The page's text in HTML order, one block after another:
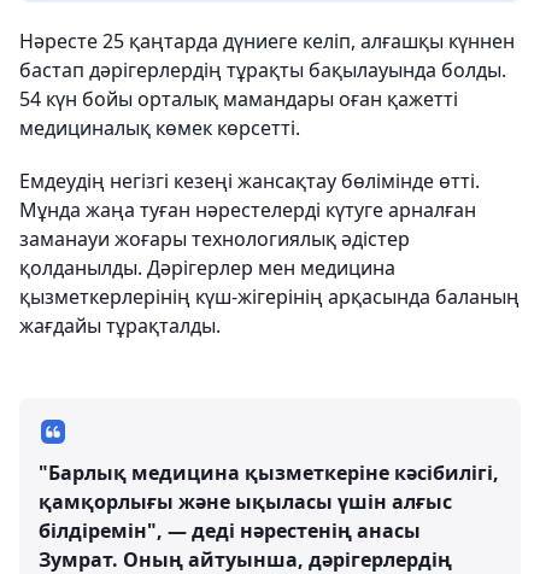
Нәресте 25 қаңтарда дүниеге келіп, алғашқы күннен
бастап дәрігерлердің тұрақты бақылауында болды.
54 күн бойы орталық мамандары оған қажетті
медициналық көмек көрсетті.
Емдеудің негізгі кезеңі жансақтау бөлімінде өтті.
Мұнда жаңа туған нәрестелерді күтуге арналған
заманауи жоғары технологиялық әдістер
қолданылды. Дәрігерлер мен медицина
қызметкерлерінің күш-жігерінің арқасында баланың
жағдайы тұрақталды.
"Барлық медицина қызметкеріне кәсібилігі,
қамқорлығы және ықыласы үшін алғыс
білдіремін", — деді нәрестенің анасы
Зумрат. Оның айтуынша, дәрігерлердің